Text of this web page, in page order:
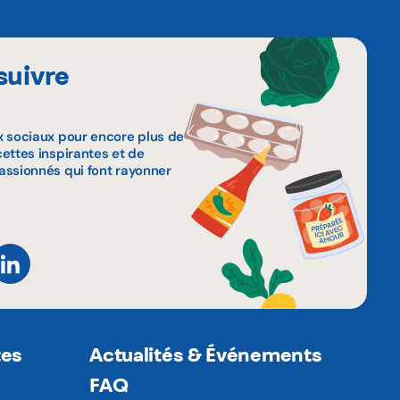
sociaux pour encore plus de
inspirantes et de
qui font rayonner
Actualités & Événements
FAQ